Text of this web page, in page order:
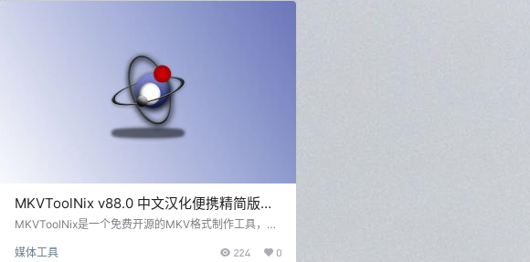
MKVToolNix v88.0 中文汉化便携精简版
MKV格式制作工具
MKVToolNix是一个免费开源的MKV格式制作工具，它
kv格式，同时还可以查看、创建、拆分、编辑、复用、
媒体工具 224 0